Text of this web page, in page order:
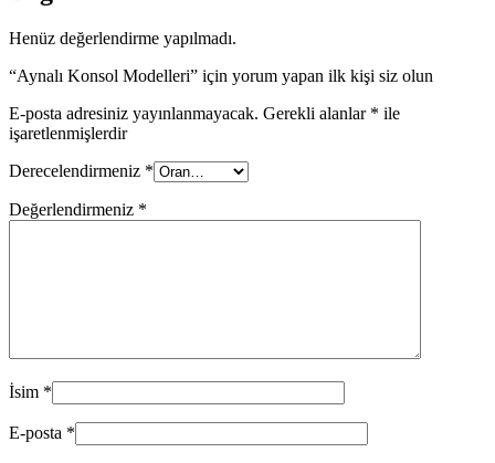
Henüz değerlendirme yapılmadı.
“Aynalı Konsol Modelleri” için yorum yapan ilk kişi siz olun
E-posta adresiniz yayınlanmayacak. Gerekli alanlar * ile
işaretlenmişlerdir
Derecelendirmeniz *
Değerlendirmeniz *
İsim *
E-posta *